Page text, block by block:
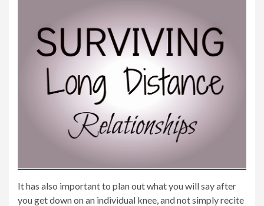
It has also important to plan out what you will say after
you get down on an individual knee, and not simply recite